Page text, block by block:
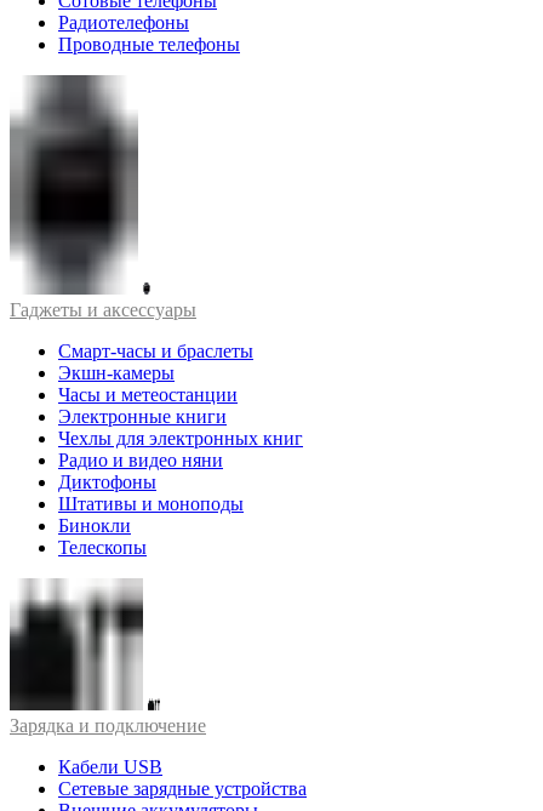
Радиотелефоны
Проводные телефоны
Гаджеты и аксессуары
Смарт-часы и браслеты
Экшн-камеры
Часы и метеостанции
Электронные книги
Чехлы для электронных книг
Радио и видео няни
Диктофоны
Штативы и моноподы
Бинокли
Телескопы
Зарядка и подключение
Кабели USB
Сетевые зарядные устройства